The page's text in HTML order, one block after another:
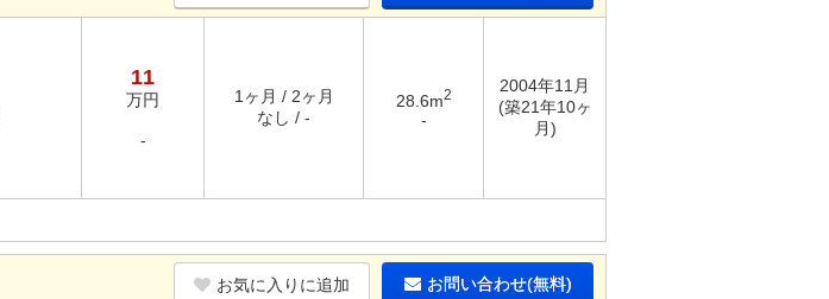
11
万円
-
1ヶ月 / 2ヶ月
なし / -
28.6m2
-
2004年11月
(築21年10ヶ
月)
お気に入りに追加 お問い合わせ(無料)